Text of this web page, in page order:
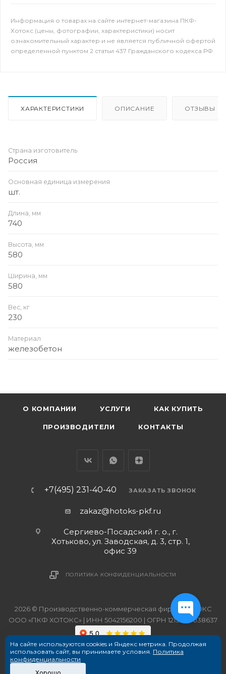
Информация о товарах на сайте интернет-магазина ПКФ-
Хотокс (цены, фотографии, характеристики) носит
ознакомительный характер и не является публичной офертой
определенной пунктом 2 статьи 437 Гражданского кодекса РФ.
ХАРАКТЕРИСТИКИ ОПИСАНИЕ ОТЗЫВЫ
Страна изготовитель
Россия
Основная единица измерения
шт.
Длина, мм
740
Высота, мм
580
Ширина, мм
580
Вес, кг
230
Материал
железобетон
О КОМПАНИИ УСЛУГИ КАК КУПИТЬ
ПРОИЗВОДИТЕЛИ КОНТАКТЫ
+7(495) 231-40-40 ЗАКАЗАТЬ ЗВОНОК
zakaz@hotoks-pkf.ru
Сергиево-Посадский г. о., г.
Хотьково, ул. Заводская, д. 3, стр. 1,
офис 39
ПОЛИТИКА КОНФИДЕНЦИАЛЬНОСТИ
2026 © Производственно-коммерческая фирма ХОТОКС
ООО «ПКФ ХОТОКС» | ИНН 5042156200 | ОГРН 1215000038637
На сайте используются cookies и Яндекс метрика. Продолжая
использовать сайт, вы принимаете условия. Политика
конфиденциальности